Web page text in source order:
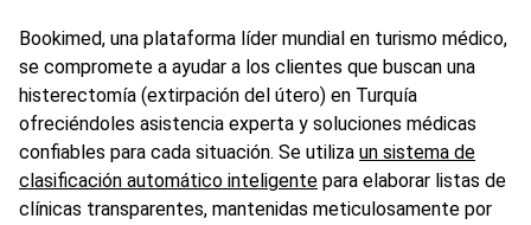
Bookimed, una plataforma líder mundial en turismo médico,
se compromete a ayudar a los clientes que buscan una
histerectomía (extirpación del útero) en Turquía
ofreciéndoles asistencia experta y soluciones médicas
confiables para cada situación. Se utiliza un sistema de
clasificación automático inteligente para elaborar listas de
clínicas transparentes, mantenidas meticulosamente por